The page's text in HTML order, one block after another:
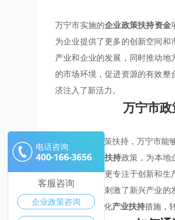
万宁市实施的企业政策扶持资金
为企业提供了更多的创新空间
产业和企业的发展，同时推动
的市场环境，促进资源的有效
济注入了新活力。
万宁市
通过有效的政策扶持，万宁市能
万宁市的产业扶持政策，为本地
本，使其能够更专注于创新和
时，惠企政策刺激了新兴产业
市将因持续优化产业扶持措施，
电话咨询
400-166-3656
客服咨询
企业政策咨询